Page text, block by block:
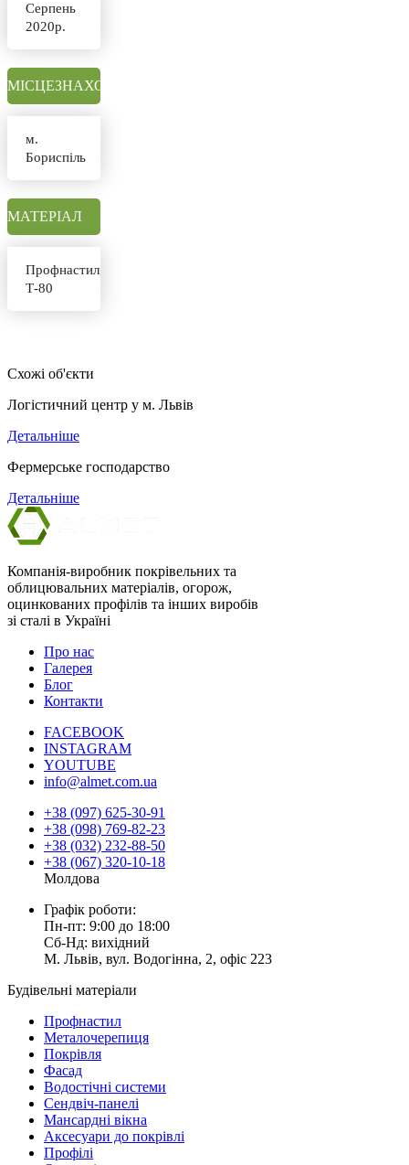
Серпень
2020р.
МІСЦЕЗНАХОДЖЕННЯ
м.
Бориспіль
МАТЕРІАЛ
Профнастил
Т-80
Схожі об'єкти
Логістичний центр у м. Львів
Детальніше
Фермерське господарство
Детальніше
Компанія-виробник покрівельних та
облицювальних матеріалів, огорож,
оцинкованих профілів та інших виробів
зі сталі в Україні
Про нас
Галерея
Блог
Контакти
FACEBOOK
INSTAGRAM
YOUTUBE
info@almet.com.ua
+38 (097) 625-30-91
+38 (098) 769-82-23
+38 (032) 232-88-50
+38 (067) 320-10-18
Молдова
Графік роботи:
Пн-пт: 9:00 до 18:00
Сб-Нд: вихідний
М. Львів, вул. Водогінна, 2, офіс 223
Будівельні матеріали
Профнастил
Металочерепиця
Покрівля
Фасад
Водостічні системи
Сендвіч-панелі
Мансардні вікна
Аксесуари до покрівлі
Профілі